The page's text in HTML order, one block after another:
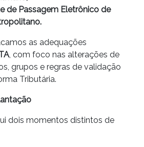
de Passagem Eletrônico de
as adequações
, com foco nas alterações de
grupos e regras de validação
Tributária.
dois momentos distintos de